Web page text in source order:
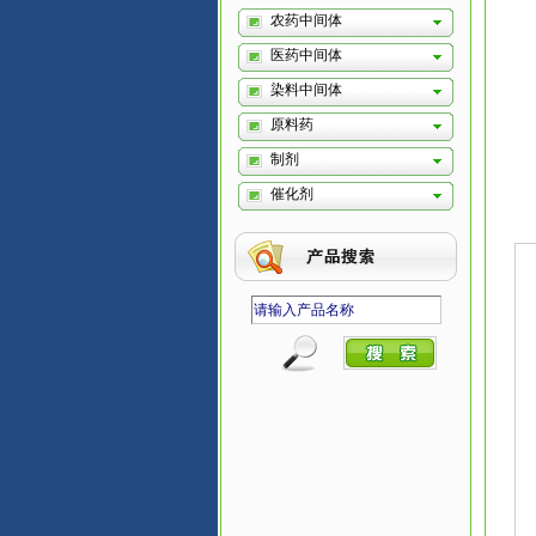
农药中间体
医药中间体
染料中间体
原料药
制剂
催化剂